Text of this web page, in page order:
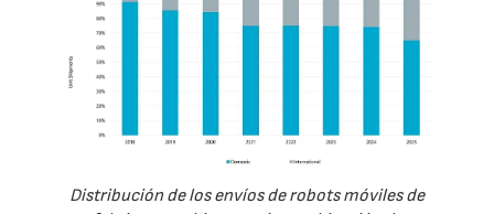
Distribución de los envíos de robots móviles de